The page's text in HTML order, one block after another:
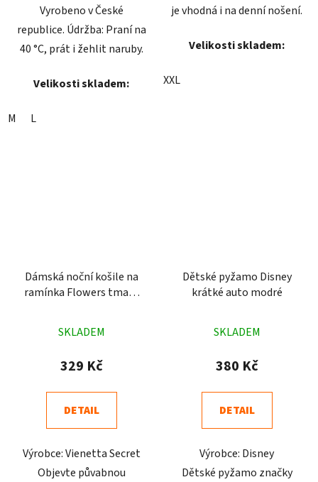
Vyrobeno v České
republice. Údržba: Praní na
40 °C, prát i žehlit naruby.
Velikosti skladem:
M L
je vhodná i na denní nošení.
Velikosti skladem:
XXL
Dámská noční košile na
ramínka Flowers tmavě
hodnocení
produktu
4,8
z
hvězdiček.
SKLADEM
329 Kč
DETAIL
Výrobce: Vienetta Secret
Objevte půvabnou
Dětské pyžamo Disney
krátké auto modré
hodnocení
produktu
4,8
z
hvězdiček.
SKLADEM
380 Kč
DETAIL
Výrobce: Disney
Dětské pyžamo značky